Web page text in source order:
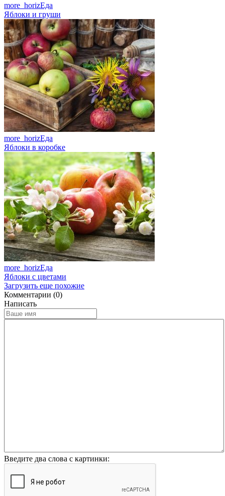
more_horizЕда
Яблоки и груши
more_horizЕда
Яблоки в коробке
more_horizЕда
Яблоки с цветами
Загрузить еще похожие
Комментарии (0)
Написать
Введите два слова с картинки: